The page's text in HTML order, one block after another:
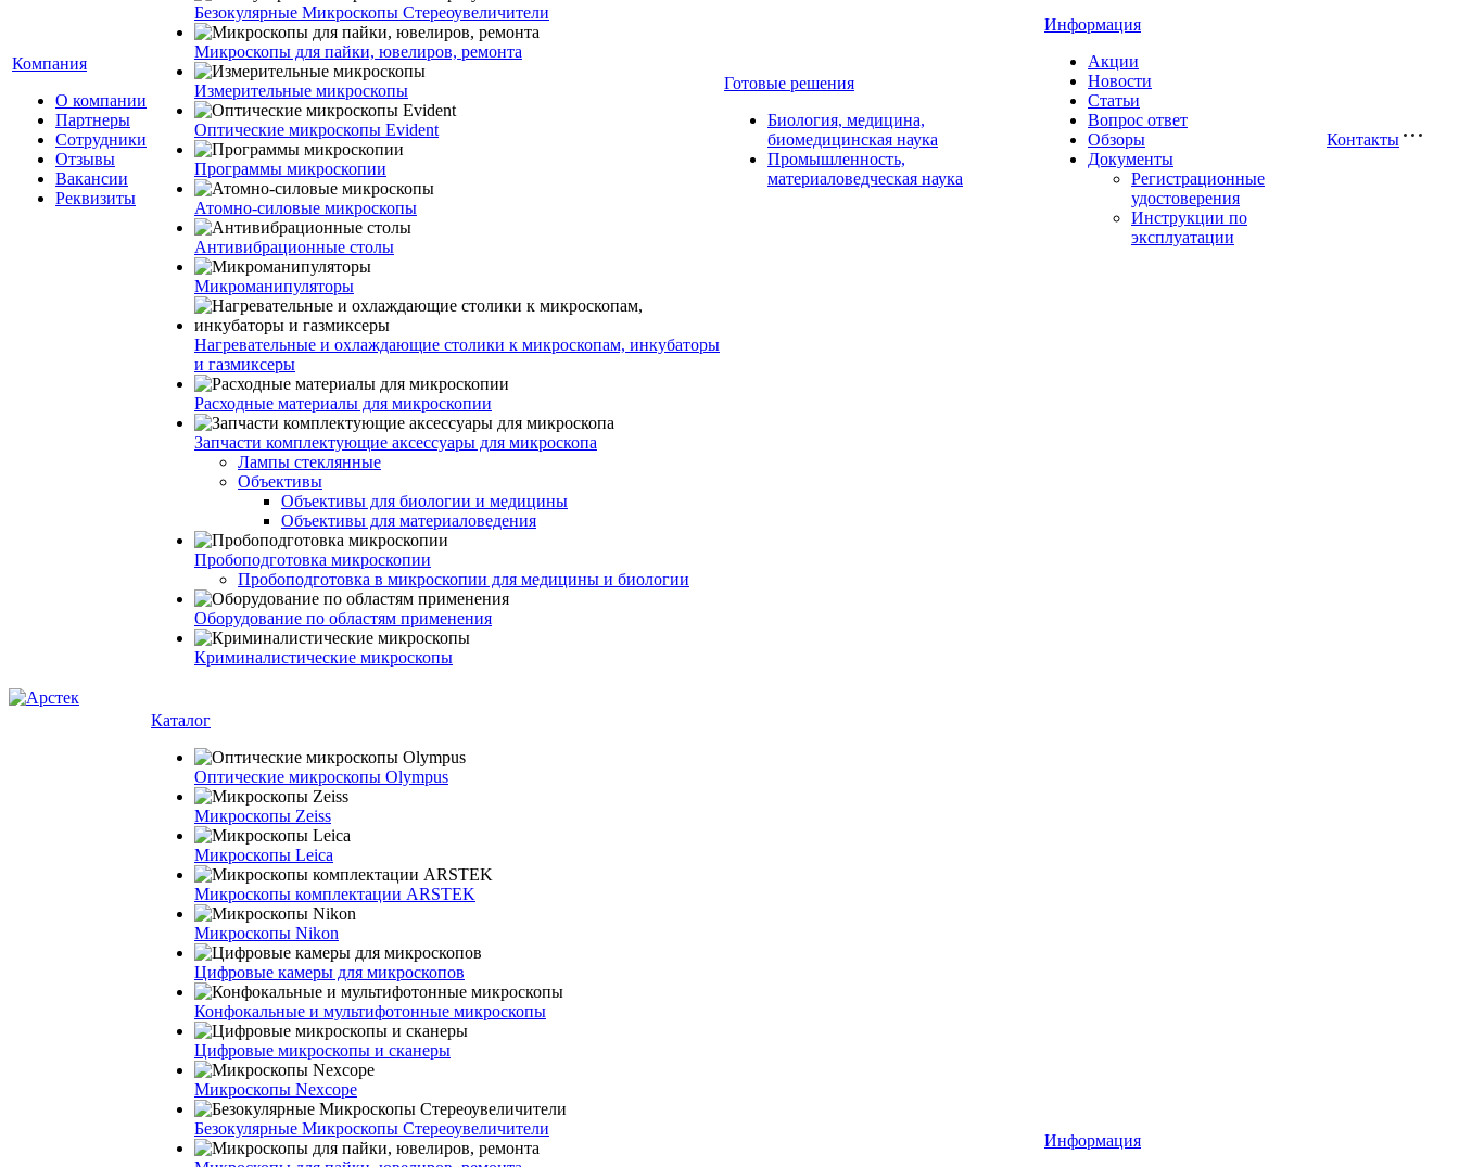
Компания
О компании
Партнеры
Сотрудники
Отзывы
Вакансии
Реквизиты
Безокулярные Микроскопы Стереоувеличители
Микроскопы для пайки, ювелиров, ремонта
Измерительные микроскопы
Оптические микроскопы Evident
Программы микроскопии
Атомно-силовые микроскопы
Антивибрационные столы
Микроманипуляторы
Нагревательные и охлаждающие столики к микроскопам, инкубаторы
и газмиксеры
Расходные материалы для микроскопии
Запчасти комплектующие аксессуары для микроскопа
Лампы стеклянные
Объективы
Объективы для биологии и медицины
Объективы для материаловедения
Пробоподготовка микроскопии
Пробоподготовка в микроскопии для медицины и биологии
Оборудование по областям применения
Криминалистические микроскопы
Готовые решения
Биология, медицина,
биомедицинская наука
Промышленность,
материаловедческая наука
Информация
Акции
Новости
Статьи
Вопрос ответ
Обзоры
Документы
Регистрационные
удостоверения
Инструкции по
эксплуатации
Контакты
Каталог
Оптические микроскопы Olympus
Микроскопы Zeiss
Микроскопы Leica
Микроскопы комплектации ARSTEK
Микроскопы Nikon
Цифровые камеры для микроскопов
Конфокальные и мультифотонные микроскопы
Цифровые микроскопы и сканеры
Микроскопы Nexcope
Безокулярные Микроскопы Стереоувеличители
Информация